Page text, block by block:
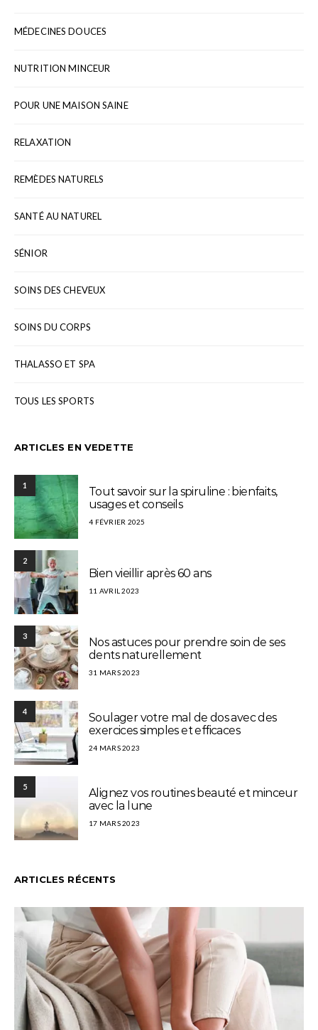
MÉDECINES DOUCES
NUTRITION MINCEUR
POUR UNE MAISON SAINE
RELAXATION
REMÈDES NATURELS
SANTÉ AU NATUREL
SÉNIOR
SOINS DES CHEVEUX
SOINS DU CORPS
THALASSO ET SPA
TOUS LES SPORTS
ARTICLES EN VEDETTE
1
Tout savoir sur la spiruline : bienfaits,
usages et conseils
4 FÉVRIER 2025
2
Bien vieillir après 60 ans
11 AVRIL 2023
3
Nos astuces pour prendre soin de ses
dents naturellement
31 MARS 2023
4
Soulager votre mal de dos avec des
exercices simples et efficaces
24 MARS 2023
5
Alignez vos routines beauté et minceur
avec la lune
17 MARS 2023
ARTICLES RÉCENTS